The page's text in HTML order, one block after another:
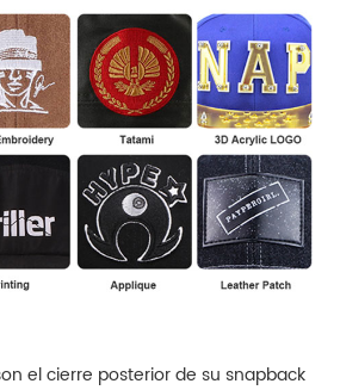
el cierre posterior de su snapback